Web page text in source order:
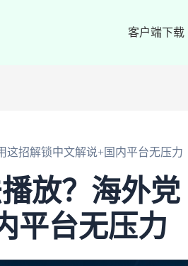
客户端下载
这招解锁中文解说+国内平台无压力
放？海外党
平台无压力